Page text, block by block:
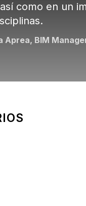
como en un
Aprea, BIM